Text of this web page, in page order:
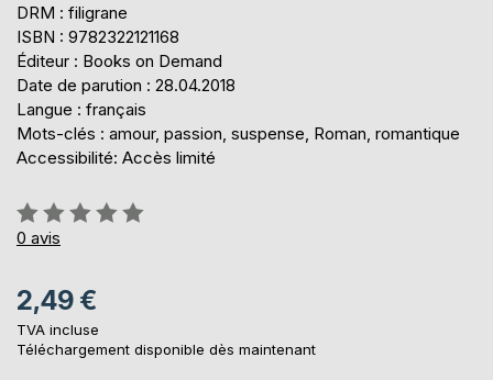
DRM : filigrane
ISBN : 9782322121168
Éditeur : Books on Demand
Date de parution : 28.04.2018
Langue : français
Mots-clés : amour, passion, suspense, Roman, romantique
Accessibilité: Accès limité
Évaluation:
0%
0 avis
2,49 €
TVA incluse
Téléchargement disponible dès maintenant